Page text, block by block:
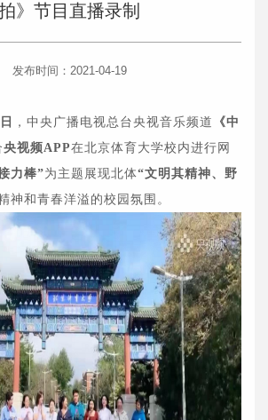
》节目直播录制
发布时间：2021-04-19
，中央广播电视总台央视音乐频道
《中
央视频APP在北京体育大学校内进行网
力棒”为主题展现北体“文明其精神、野
神和青春洋溢的校园氛围。